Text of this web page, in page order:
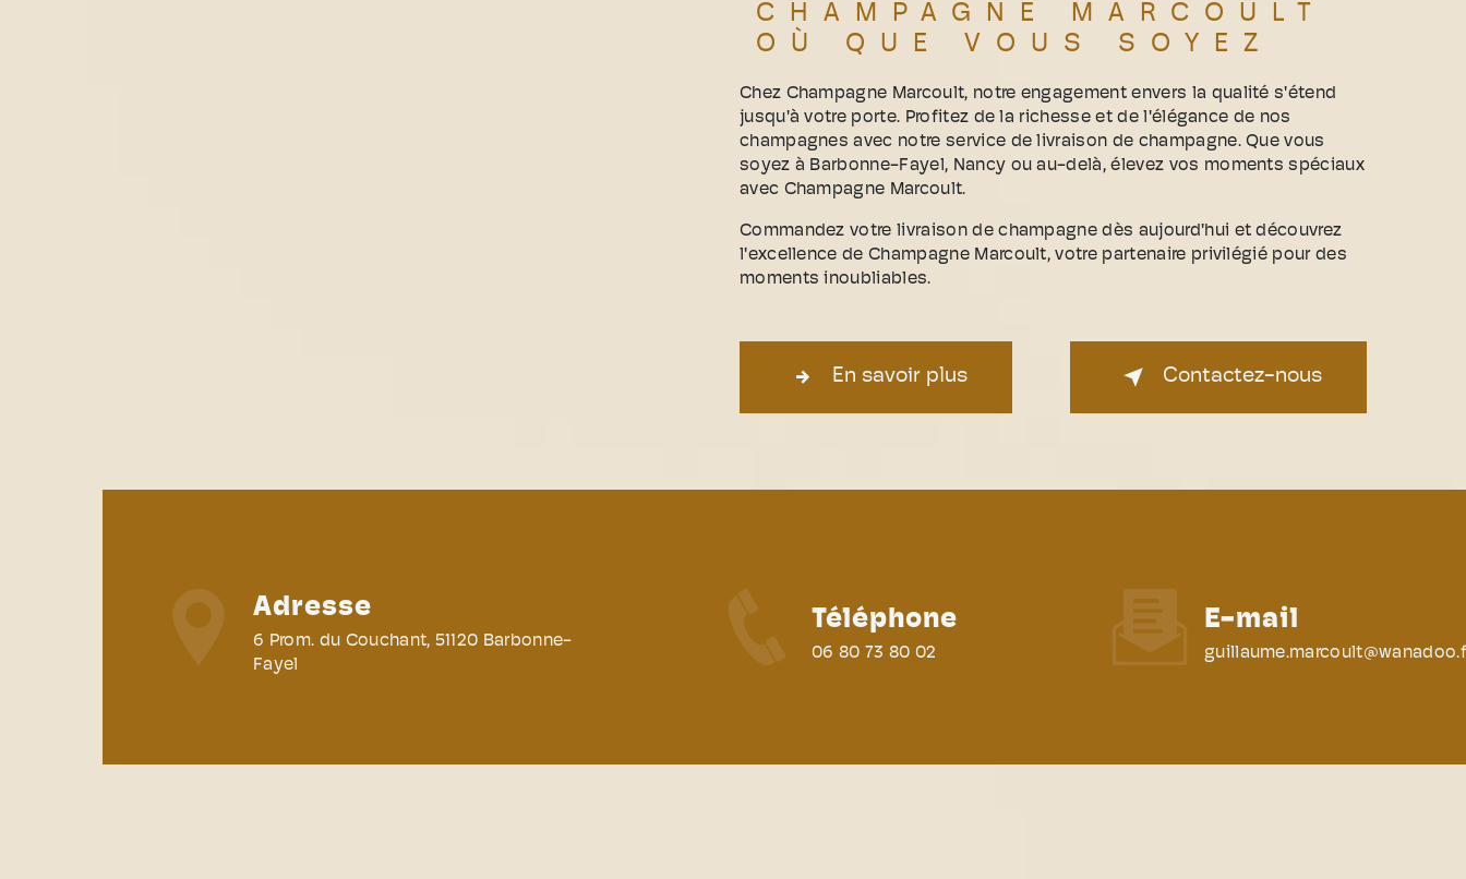
CHAMPAGNE MARCOULT
OÙ QUE VOUS SOYEZ
Chez Champagne Marcoult, notre engagement envers la qualité s'étend
jusqu'à votre porte. Profitez de la richesse et de l'élégance de nos
champagnes avec notre service de livraison de champagne. Que vous
soyez à Barbonne-Fayel, Nancy ou au-delà, élevez vos moments spéciaux
avec Champagne Marcoult.
Commandez votre livraison de champagne dès aujourd'hui et découvrez
l'excellence de Champagne Marcoult, votre partenaire privilégié pour des
moments inoubliables.
En savoir plus Contactez-nous
Adresse
6 Prom. du Couchant, 51120 Barbonne-
Fayel
Téléphone
06 80 73 80 02
E-mail